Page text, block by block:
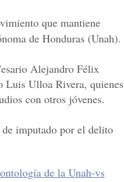
que mantiene
de Honduras (Unah).
Alejandro Félix
Luis Ulloa Rivera, quienes
con otros jóvenes.
imputado por el delito
de la Unah-vs